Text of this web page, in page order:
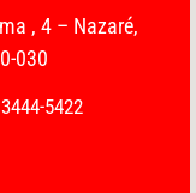
, 4 – Nazaré,
030
5422